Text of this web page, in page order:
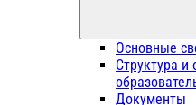
Основные
Структура и
Документы